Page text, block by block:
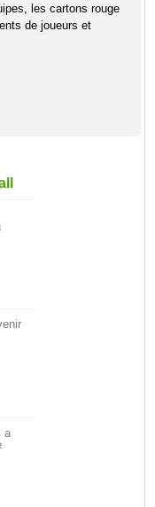
les cartons rouge
de joueurs et
a